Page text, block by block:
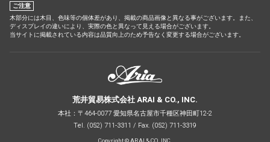
ご注意
木部分には木目、色味等の個体差があり、掲載の商品画像と異なる事がございます。また、
ディスプレイの違いにより、実際の色と異なって見える場合がございます。
当サイトに掲載されている内容は品質向上のため予告なく変更する場合がございます。
荒井貿易株式会社 ARAI & CO., INC.
本社：〒464-0077 愛知県名古屋市千種区神田町12-2
Tel. (052) 711-3311 / Fax. (052) 711-3319